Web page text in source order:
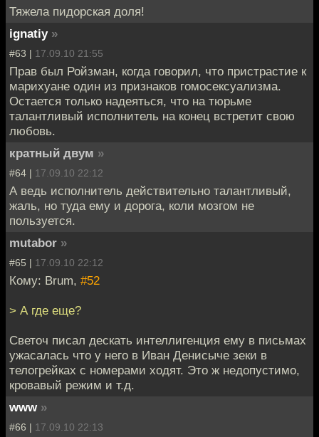
Тяжела пидорская доля!
ignatiy »
#63 | 17.09.10 21:55
Прав был Ройзман, когда говорил, что пристрастие к
марихуане один из признаков гомосексуализма.
Остается только надеяться, что на тюрьме
талантливый исполнитель на конец встретит свою
любовь.
кратный двум »
#64 | 17.09.10 22:12
А ведь исполнитель действительно талантливый,
жаль, но туда ему и дорога, коли мозгом не
пользуется.
mutabor »
#65 | 17.09.10 22:12
Кому: Brum, #52
> А где еще?
Светоч писал дескать интеллигенция ему в письмах
ужасалась что у него в Иван Денисыче зеки в
телогрейках с номерами ходят. Это ж недопустимо,
кровавый режим и т.д.
www »
#66 | 17.09.10 22:13